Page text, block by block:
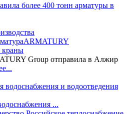
более 400 тонн арматуры в
ARMATURY
Group отправила в Алжир
...